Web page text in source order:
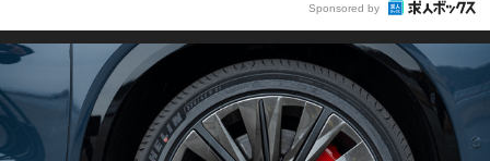
Sponsored by